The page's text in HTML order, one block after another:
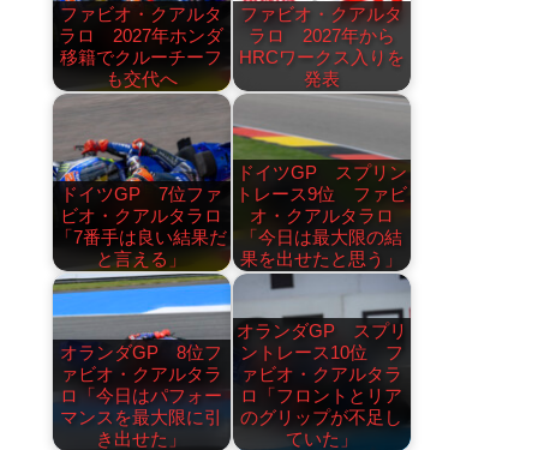
ファビオ・クアルタ
ラロ 2027年ホンダ
移籍でクルーチーフ
も交代へ
ファビオ・クアルタ
ラロ 2027年から
HRCワークス入りを
発表
ドイツGP 7位ファ
ビオ・クアルタラロ
「7番手は良い結果だ
と言える」
ドイツGP スプリン
トレース9位 ファビ
オ・クアルタラロ
「今日は最大限の結
果を出せたと思う」
オランダGP 8位フ
ァビオ・クアルタラ
ロ「今日はパフォー
マンスを最大限に引
き出せた」
オランダGP スプリ
ントレース10位 フ
ァビオ・クアルタラ
ロ「フロントとリア
のグリップが不足し
ていた」